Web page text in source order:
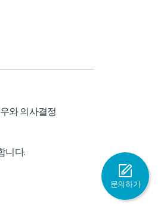
와 의사결정
니다.
문의하기